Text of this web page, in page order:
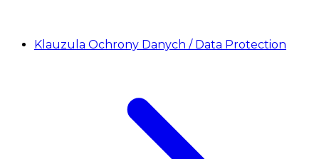
Klauzula Ochrony Danych / Data Protection